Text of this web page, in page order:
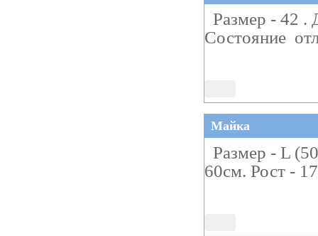
Размер - 42 .
Состояние
Майка
Размер - L
60см. Рост -